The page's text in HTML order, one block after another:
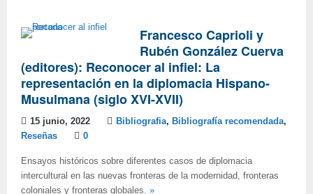
Francesco Caprioli y
Rubén González Cuerva
(editores): Reconocer al infiel: La
representación en la diplomacia Hispano-
Musulmana (siglo XVI-XVII)
15 junio, 2022 Bibliografia, Bibliografía recomendada,
Reseñas
0
Ensayos históricos sobre diferentes casos de diplomacia
intercultural en las nuevas fronteras de la modernidad, fronteras
coloniales y fronteras globales. »